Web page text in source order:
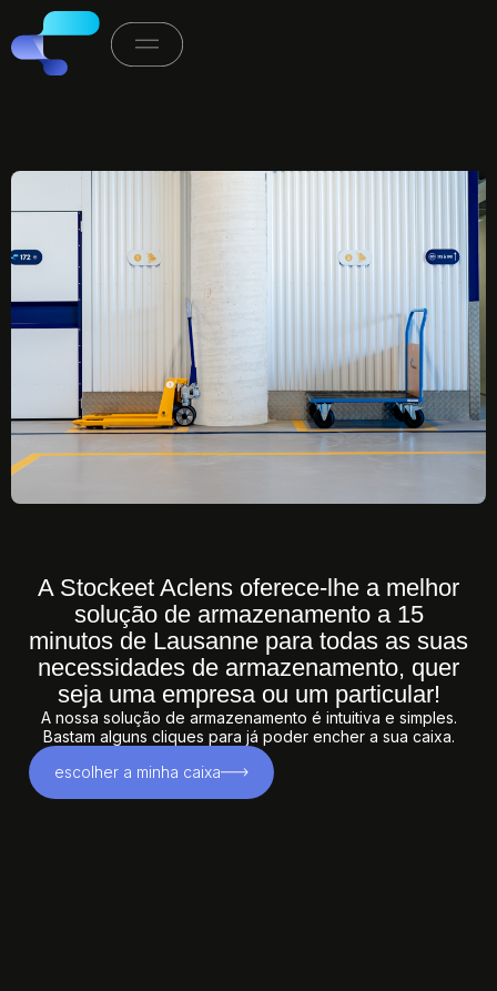
A Stockeet Aclens oferece-lhe a melhor
solução de armazenamento a 15
minutos de Lausanne para todas as suas
necessidades de armazenamento, quer
seja uma empresa ou um particular!
A nossa solução de armazenamento é intuitiva e simples.
Bastam alguns cliques para já poder encher a sua caixa.
escolher a minha caixa